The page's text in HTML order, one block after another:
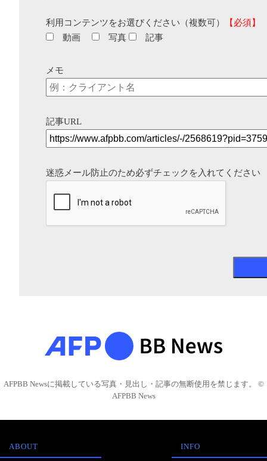
利用コンテンツをお選びください（複数可）
【必須】
動画
写真 記事
メモ
記事URL
迷惑メール防止のため必ずチェックを入れてください
AFPBB Newsに掲載している写真・見出し・記事の無断使用を禁じます。 ©
AFPBB News
ABOUT INFO